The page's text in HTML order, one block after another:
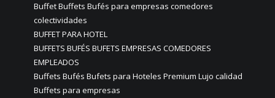
Buffet Buffets Bufés para empresas comedores
colectividades
BUFFET PARA HOTEL
BUFFETS BUFÉS BUFETS EMPRESAS COMEDORES
EMPLEADOS
Buffets Bufés Bufets para Hoteles Premium Lujo calidad
Buffets para empresas